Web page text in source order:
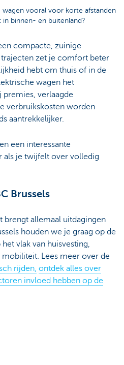
wagen vooral voor korte afstanden
binnen- en buitenland?
compacte, zuinige
zet je comfort beter
hebt om thuis of in de
wagen het
verlaagde
verbruikskosten worden
aantrekkelijker.
een interessante
als je twijfelt over volledig
Brussels
brengt allemaal uitdagingen
houden we je graag op de
vlak van huisvesting,
Lees meer over de
rijden, ontdek alles over
invloed hebben op de